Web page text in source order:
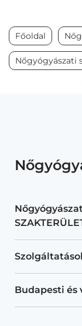
Főoldal
Nőgyógyászati
Budapesti és